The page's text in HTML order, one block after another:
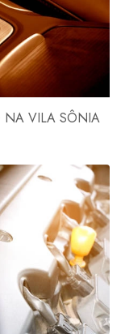
NA VILA SÔNIA